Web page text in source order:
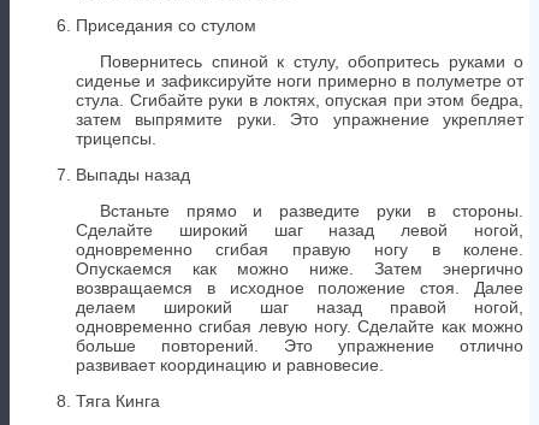
Приседания со стулом
Повернитесь спиной к стулу, обопритесь руками о
сиденье и зафиксируйте ноги примерно в полуметре от
стула. Сгибайте руки в локтях, опуская при этом бедра,
затем выпрямите руки. Это упражнение укрепляет
трицепсы.
Выпады назад
Встаньте прямо и разведите руки в стороны.
Сделайте широкий шаг назад левой ногой,
одновременно сгибая правую ногу в колене.
Опускаемся как можно ниже. Затем энергично
возвращаемся в исходное положение стоя. Далее
делаем широкий шаг назад правой ногой,
одновременно сгибая левую ногу. Сделайте как можно
больше повторений. Это упражнение отлично
развивает координацию и равновесие.
Тяга Кинга